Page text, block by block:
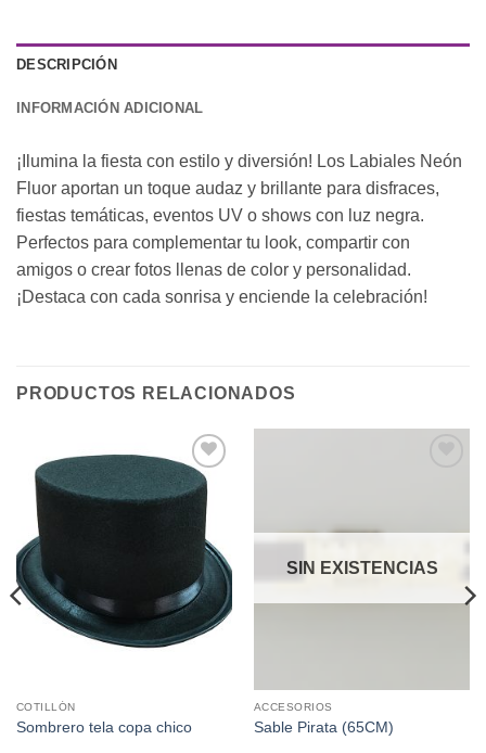
DESCRIPCIÓN
INFORMACIÓN ADICIONAL
¡Ilumina la fiesta con estilo y diversión! Los Labiales Neón
Fluor aportan un toque audaz y brillante para disfraces,
fiestas temáticas, eventos UV o shows con luz negra.
Perfectos para complementar tu look, compartir con
amigos o crear fotos llenas de color y personalidad.
¡Destaca con cada sonrisa y enciende la celebración!
PRODUCTOS RELACIONADOS
Añadir
a la
lista de
deseos
COTILLÓN
Sombrero tela copa chico
SIN EXISTENCIAS
ACCESORIOS
Sable Pirata (65CM)